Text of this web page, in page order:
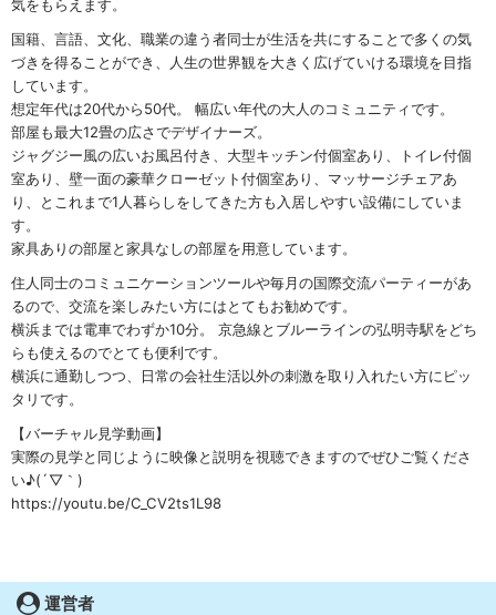
気をもらえます。
国籍、言語、文化、職業の違う者同士が生活を共にすることで多くの気
づきを得ることができ、人生の世界観を大きく広げていける環境を目指
しています。
想定年代は20代から50代。 幅広い年代の大人のコミュニティです。
部屋も最大12畳の広さでデザイナーズ。
ジャグジー風の広いお風呂付き、大型キッチン付個室あり、トイレ付個
室あり、壁一面の豪華クローゼット付個室あり、マッサージチェアあ
り、とこれまで1人暮らしをしてきた方も入居しやすい設備にしていま
す。
家具ありの部屋と家具なしの部屋を用意しています。
住人同士のコミュニケーションツールや毎月の国際交流パーティーがあ
るので、交流を楽しみたい方にはとてもお勧めです。
横浜までは電車でわずか10分。 京急線とブルーラインの弘明寺駅をどち
らも使えるのでとても便利です。
横浜に通勤しつつ、日常の会社生活以外の刺激を取り入れたい方にピッ
タリです。
【バーチャル見学動画】
実際の見学と同じように映像と説明を視聴できますのでぜひご覧くださ
い♪(´▽｀)
https://youtu.be/C_CV2ts1L98
運営者